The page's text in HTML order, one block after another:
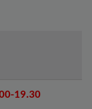
19.30